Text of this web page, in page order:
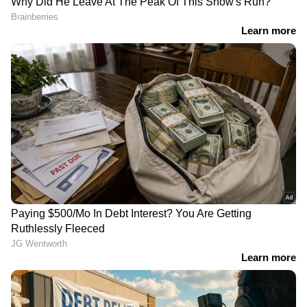
DOWNLOAD APP
RECOMMENDED STORIES